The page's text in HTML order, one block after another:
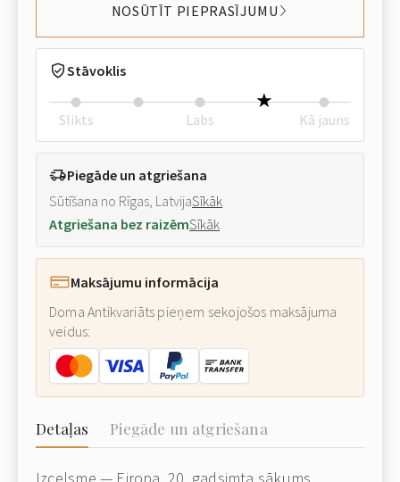
NOSŪTĪT PIEPRASĪJUMU
Stāvoklis
Slikts Labs Kā jauns
Piegāde un atgriešana
Sūtīšana no Rīgas, LatvijaSīkāk
Atgriešana bez raizēmSīkāk
Maksājumu informācija
Doma Antikvariāts pieņem sekojošos maksājuma
veidus:
Detaļas Piegāde un atgriešana